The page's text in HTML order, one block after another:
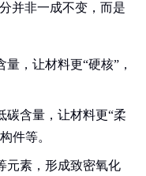
并非一成不变，而是
量，让材料更“硬核”，
碳含量，让材料更“柔
件等。
元素，形成致密氧化